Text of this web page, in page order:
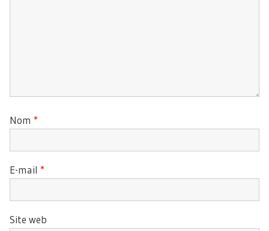
Nom *
E-mail *
Site web